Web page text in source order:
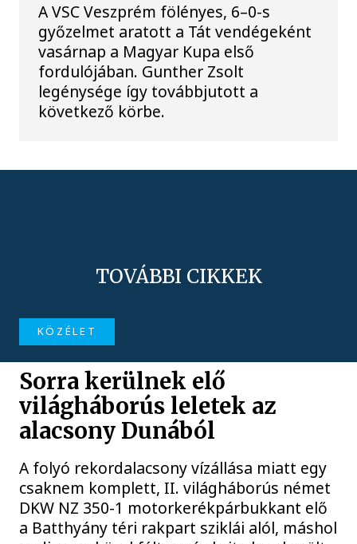
A VSC Veszprém fölényes, 6–0-s
győzelmet aratott a Tát vendégeként
vasárnap a Magyar Kupa első
fordulójában. Gunther Zsolt
legénysége így továbbjutott a
következő körbe.
TOVÁBBI CIKKEK
KÖZÉLET
Sorra kerülnek elő
világháborús leletek az
alacsony Dunából
A folyó rekordalacsony vízállása miatt egy
csaknem komplett, II. világháborús német
DKW NZ 350-1 motorkerékpárbukkant elő
a Batthyány téri rakpart sziklái alól, máshol